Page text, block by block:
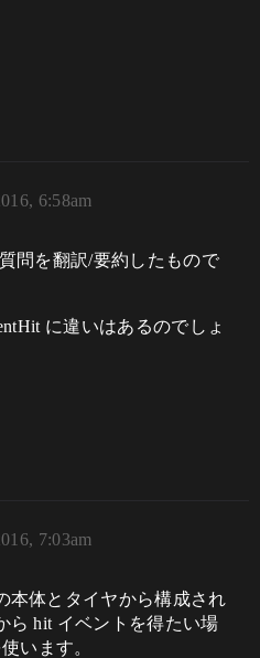
6:58am
問を翻訳/要約したもので
に違いはあるのでしょ
7:03am
本体とタイヤから構成され
ら hit イベントを得たい場
います。